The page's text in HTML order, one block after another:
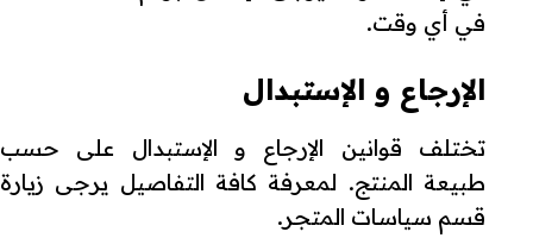
في أي وقت.
الإرجاع و الإستبدال
تختلف قوانين الإرجاع و الإستبدال على حسب
طبيعة المنتج. لمعرفة كافة التفاصيل يرجى زيارة
قسم سياسات المتجر.